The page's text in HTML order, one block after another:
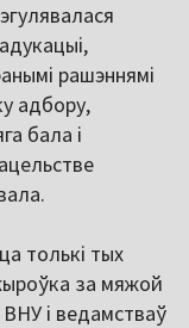
рашэннямі
адбору,
бала і
толькі тых
за мяжой
ВНУ і ведамстваў